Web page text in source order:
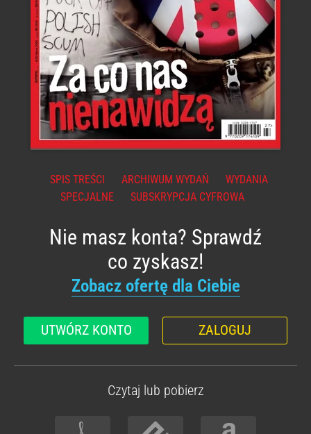
SPIS TREŚCI ARCHIWUM WYDAŃ
WYDANIA
SPECJALNE
SUBSKRYPCJA CYFROWA
Nie masz konta? Sprawdź
co zyskasz!
Zobacz ofertę dla Ciebie
UTWÓRZ KONTO ZALOGUJ
Czytaj lub pobierz